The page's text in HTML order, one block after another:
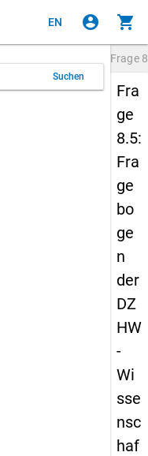
EN account_circle shopping_cart
Suchen
Frage
Fra
ge
8.5:
Fra
ge
bo
ge
n
der
DZ
HW
-
Wi
sse
nsc
haf